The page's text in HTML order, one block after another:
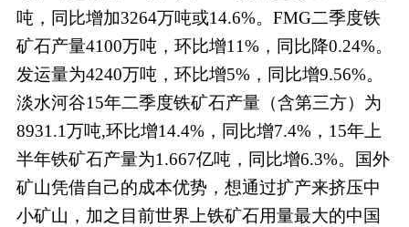
吨，同比增加3264万吨或14.6%。FMG二季度铁
矿石产量4100万吨，环比增11%，同比降0.24%。
发运量为4240万吨，环比增5%，同比增9.56%。
淡水河谷15年二季度铁矿石产量（含第三方）为
8931.1万吨,环比增14.4%，同比增7.4%，15年上
半年铁矿石产量为1.667亿吨，同比增6.3%。国外
矿山凭借自己的成本优势，想通过扩产来挤压中
小矿山，加之目前世界上铁矿石用量最大的中国